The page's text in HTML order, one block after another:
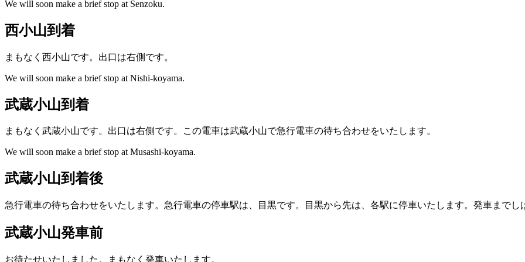
We will soon make a brief stop at Senzoku.
西小山到着
まもなく西小山です。出口は右側です。
We will soon make a brief stop at Nishi-koyama.
武蔵小山到着
まもなく武蔵小山です。出口は右側です。この電車は武蔵小山で急行電車の待ち合わせをいたします。
We will soon make a brief stop at Musashi-koyama.
武蔵小山到着後
急行電車の待ち合わせをいたします。急行電車の停車駅は、目黒です。目黒から先は、各駅に停車いたします。発車までし
武蔵小山発車前
お待たせいたしました。まもなく発車いたします。